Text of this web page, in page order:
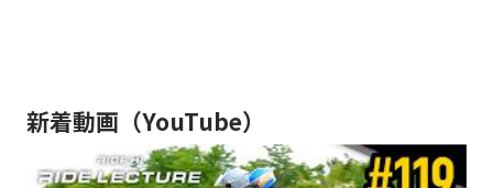
新着動画（YouTube）